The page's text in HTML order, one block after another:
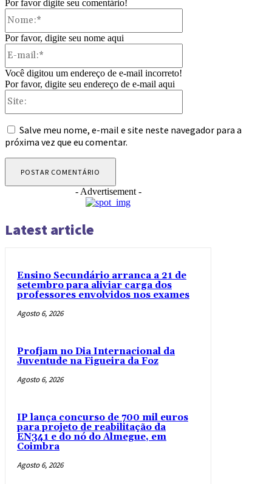
Por favor digite seu comentário!
Por favor, digite seu nome aqui
Você digitou um endereço de e-mail incorreto!
Por favor, digite seu endereço de e-mail aqui
Salve meu nome, e-mail e site neste navegador para a
próxima vez que eu comentar.
- Advertisement -
Latest article
Ensino Secundário arranca a 21 de
setembro para aliviar carga dos
professores envolvidos nos exames
Agosto 6, 2026
Profjam no Dia Internacional da
Juventude na Figueira da Foz
Agosto 6, 2026
IP lança concurso de 700 mil euros
para projeto de reabilitação da
EN341 e do nó do Almegue, em
Coimbra
Agosto 6, 2026